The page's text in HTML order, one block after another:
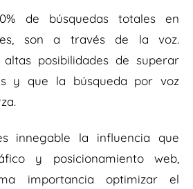
de búsquedas totales en
son a través de la voz.
altas posibilidades de superar
y que la búsqueda por voz
innegable la influencia que
y posicionamiento web,
importancia optimizar el